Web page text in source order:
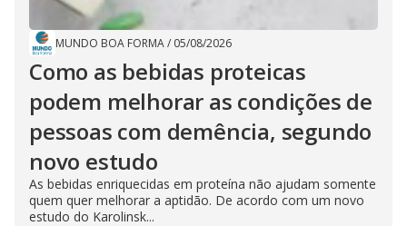
MUNDO BOA FORMA/ 05/08/2026
Como as bebidas proteicas
podem melhorar as condições de
pessoas com demência, segundo
novo estudo
As bebidas enriquecidas em proteína não ajudam somente
quem quer melhorar a aptidão. De acordo com um novo
estudo do Karolinsk...